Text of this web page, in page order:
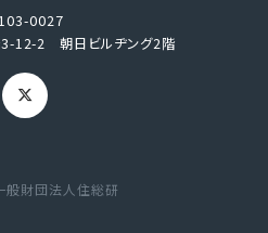
0027
12-2 朝日ビルヂング2階
財団法人住総研